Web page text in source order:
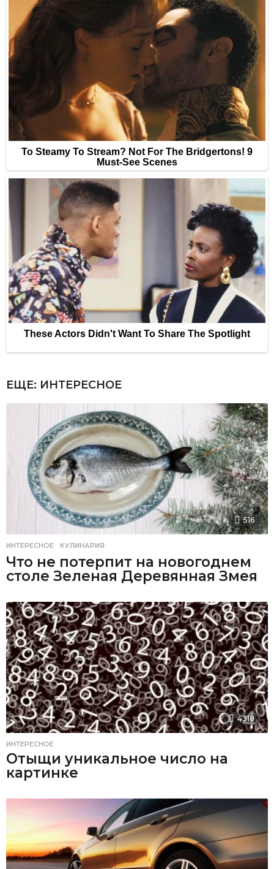
ЕЩЕ: ИНТЕРЕСНОЕ
516
ИНТЕРЕСНОЕ ,КУЛИНАРИЯ
Что не потерпит на новогоднем
столе Зеленая Деревянная Змея
4318
ИНТЕРЕСНОЕ
Отыщи уникальное число на
картинке